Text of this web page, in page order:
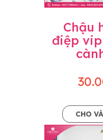
Chậu
điệp
CHO